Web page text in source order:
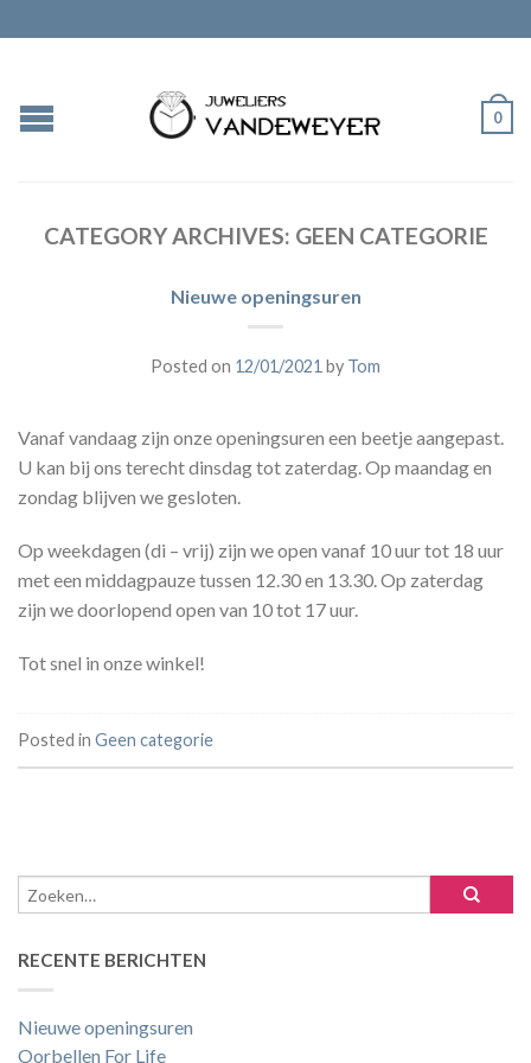
0
CATEGORY ARCHIVES: GEEN CATEGORIE
Nieuwe openingsuren
Posted on 12/01/2021 by Tom
Vanaf vandaag zijn onze openingsuren een beetje aangepast.
U kan bij ons terecht dinsdag tot zaterdag. Op maandag en
zondag blijven we gesloten.
Op weekdagen (di – vrij) zijn we open vanaf 10 uur tot 18 uur
met een middagpauze tussen 12.30 en 13.30. Op zaterdag
zijn we doorlopend open van 10 tot 17 uur.
Tot snel in onze winkel!
Posted in Geen categorie
RECENTE BERICHTEN
Nieuwe openingsuren
Oorbellen For Life